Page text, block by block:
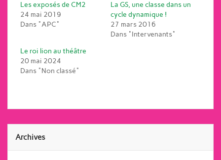
Les exposés de CM2
24 mai 2019
Dans "APC"
La GS, une classe dans un
cycle dynamique !
27 mars 2016
Dans "Intervenants"
Le roi lion au théâtre
20 mai 2024
Dans "Non classé"
Archives